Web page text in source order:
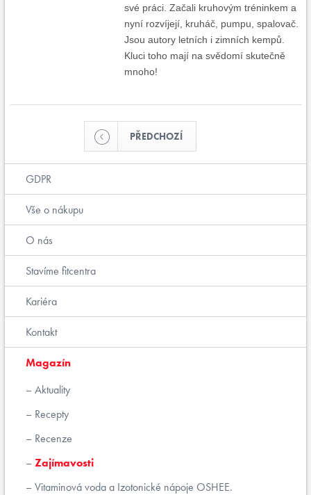
své práci. Začali kruhovým tréninkem a
nyní rozvíjejí, kruháč, pumpu, spalovač.
Jsou autory letních i zimních kempů.
Kluci toho mají na svědomí skutečně
mnoho!
PŘEDCHOZÍ
GDPR
Vše o nákupu
O nás
Stavíme fitcentra
Kariéra
Kontakt
Magazín
Aktuality
Recepty
Recenze
Zajímavosti
Vitaminová voda a Izotonické nápoje OSHEE.